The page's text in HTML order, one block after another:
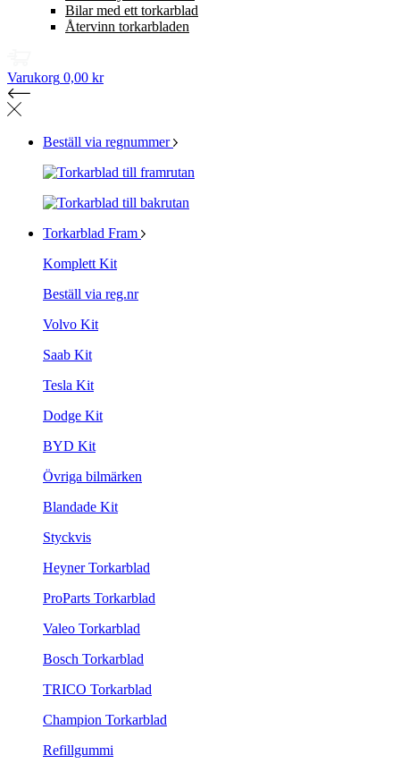
Bilar med ett torkarblad
Återvinn torkarbladen
Varukorg 0,00 kr
Beställ via regnummer
Torkarblad Fram
Komplett Kit
Beställ via reg.nr
Volvo Kit
Saab Kit
Tesla Kit
Dodge Kit
BYD Kit
Övriga bilmärken
Blandade Kit
Styckvis
Heyner Torkarblad
ProParts Torkarblad
Valeo Torkarblad
Bosch Torkarblad
TRICO Torkarblad
Champion Torkarblad
Refillgummi